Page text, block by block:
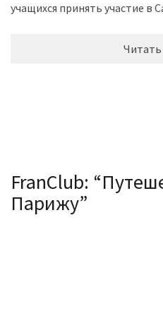
учащихся принять участие в
Читать
FranClub:
Парижу”